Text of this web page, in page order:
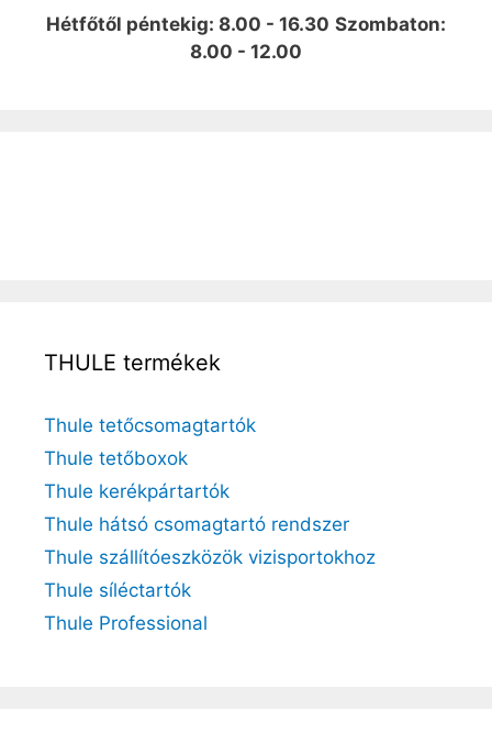
Hétfőtől péntekig: 8.00 - 16.30 Szombaton:
8.00 - 12.00
THULE termékek
Thule tetőcsomagtartók
Thule tetőboxok
Thule kerékpártartók
Thule hátsó csomagtartó rendszer
Thule szállítóeszközök vizisportokhoz
Thule síléctartók
Thule Professional